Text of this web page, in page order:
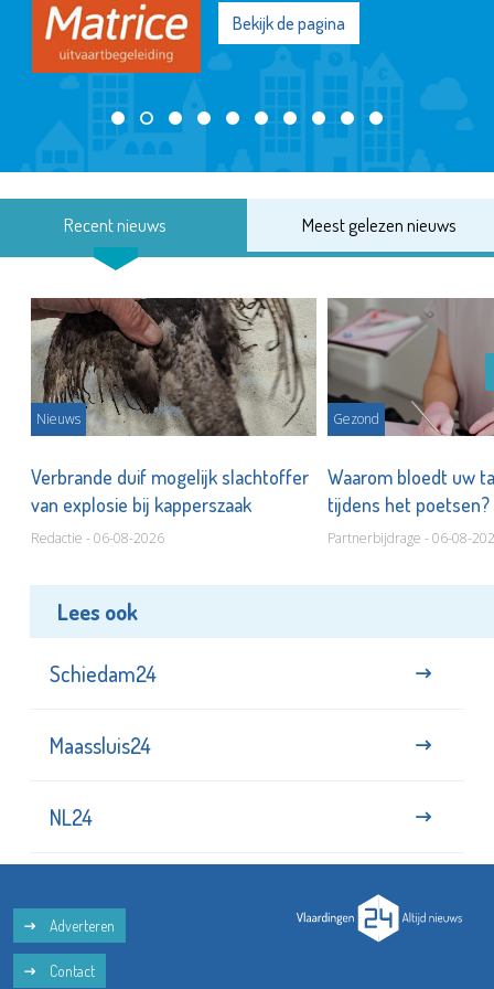
Bekijk de pagina
Recent nieuws Meest gelezen nieuws
Nieuws
Verbrande duif mogelijk slachtoffer
van explosie bij kapperszaak
Redactie - 06-08-2026
Gezond
Waarom bloedt uw
tijdens het poetsen?
Partnerbijdrage - 06-08-
Lees ook
Schiedam24
Maassluis24
NL24
Adverteren
Contact